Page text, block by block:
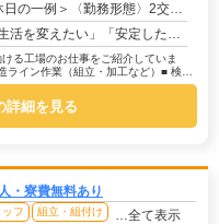
〈勤務形態〉2交替〈休日〉土日★ＧＷ・夏季・冬季・年末年始休暇あり★有給休暇あり※配属先により休日・...
「安定した収入がほしい」そんなあなたの想いに応えます。株式会社京栄センターは、工場・製造業に...
る工場のお仕事をご紹介していま
イン作業（組立・加工など）■ 検
詳細を見る
・寮費無料あり
フ 組立・組付け …全て表示